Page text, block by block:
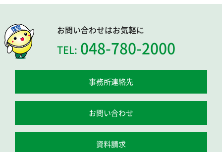
お問い合わせはお気軽に
TEL: 048-780-2000
事務所連絡先
お問い合わせ
資料請求